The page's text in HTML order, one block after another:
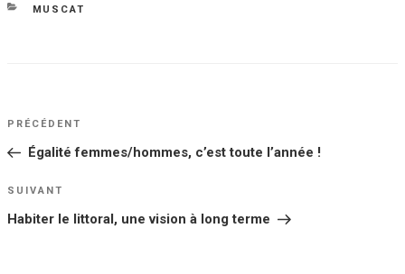
le
CATÉGORIES
MUSCAT
NAVIGATION
DE
Article
PRÉCÉDENT
Égalité femmes/hommes, c’est toute l’année !
Article
SUIVANT
Habiter le littoral, une vision à long terme